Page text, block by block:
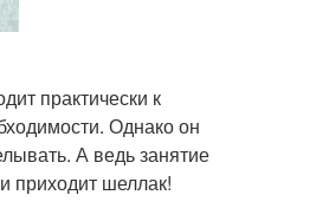
практически к
Однако он
А ведь занятие
приходит шеллак!